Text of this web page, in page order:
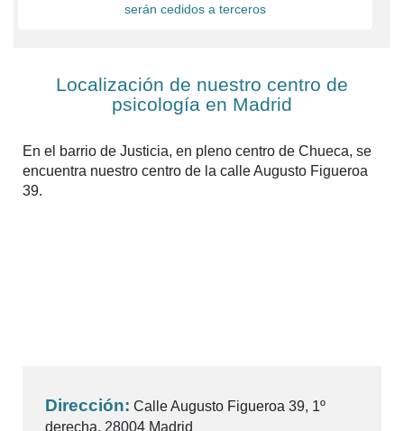
serán cedidos a terceros
Localización de nuestro centro de
psicología en Madrid
En el barrio de Justicia, en pleno centro de Chueca, se
encuentra nuestro centro de la calle Augusto Figueroa
39.
Dirección: Calle Augusto Figueroa 39, 1º
derecha. 28004 Madrid